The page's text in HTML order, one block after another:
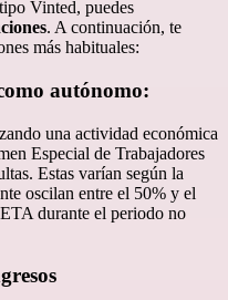
Vinted, puedes
. A continuación, te
más habituales:
autónomo:
una actividad económica
Especial de Trabajadores
Estas varían según la
oscilan entre el 50% y el
durante el periodo no